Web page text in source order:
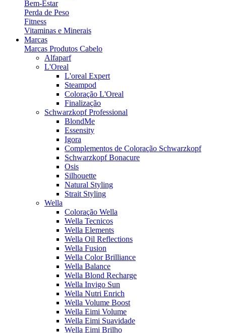
Bem-Estar
Perda de Peso
Fitness
Vitaminas e Minerais
Marcas
Marcas Produtos Cabelo
Alfaparf
L'Oreal
L'oreal Expert
Steampod
Coloração L'Oreal
Finalização
Schwarzkopf Professional
BlondMe
Essensity
Igora
Complementos de Coloração Schwarzkopf
Schwarzkopf Bonacure
Osis
Silhouette
Natural Styling
Strait Styling
Wella
Coloração Wella
Wella Tecnicos
Wella Elements
Wella Oil Reflections
Wella Fusion
Wella Color Brilliance
Wella Balance
Wella Blond Recharge
Wella Invigo Sun
Wella Nutri Enrich
Wella Volume Boost
Wella Eimi Volume
Wella Eimi Suavidade
Wella Eimi Brilho